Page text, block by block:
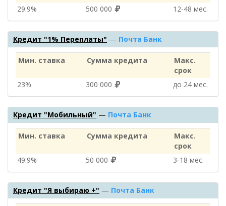
29.9%
500 000 12‑48 мес.
Кредит "1% Переплаты" — Почта Банк
Мин. ставка Сумма кредита
Макс.
срок
23%
300 000 до 24 мес.
Кредит "Мобильный" — Почта Банк
Мин. ставка Сумма кредита
Макс.
срок
49.9%
50 000 3‑18 мес.
Кредит "Я выбираю +" — Почта Банк